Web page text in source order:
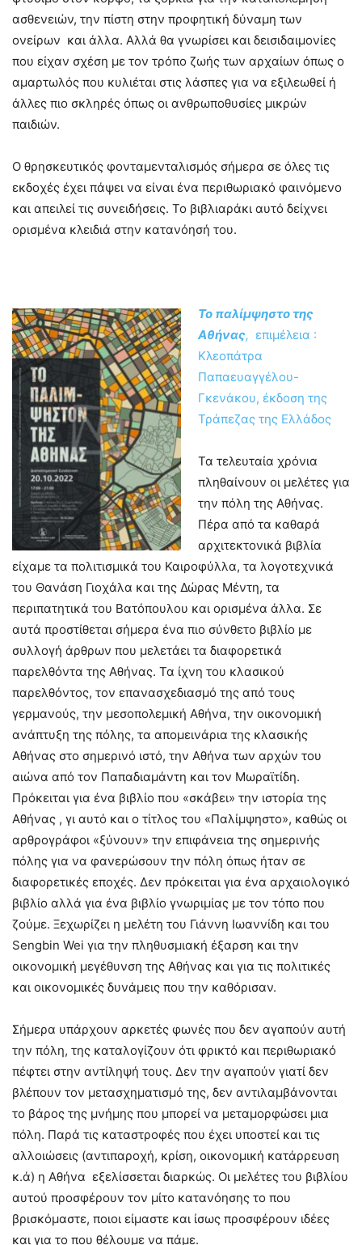
ασθενειών, την πίστη στην προφητική δύναμη των
ονείρων και άλλα. Αλλά θα γνωρίσει και δεισιδαιμονίες
που είχαν σχέση με τον τρόπο ζωής των αρχαίων όπως ο
αμαρτωλός που κυλιέται στις λάσπες για να εξιλεωθεί ή
άλλες πιο σκληρές όπως οι ανθρωποθυσίες μικρών
παιδιών.
Ο θρησκευτικός φονταμενταλισμός σήμερα σε όλες τις
εκδοχές έχει πάψει να είναι ένα περιθωριακό φαινόμενο
και απειλεί τις συνειδήσεις. Το βιβλιαράκι αυτό δείχνει
ορισμένα κλειδιά στην κατανόησή του.
Το παλίμψηστο της
Αθήνας, επιμέλεια :
Κλεοπάτρα
Παπαευαγγέλου-
Γκενάκου, έκδοση της
Τράπεζας της Ελλάδος
Τα τελευταία χρόνια
πληθαίνουν οι μελέτες για
την πόλη της Αθήνας.
Πέρα από τα καθαρά
αρχιτεκτονικά βιβλία
είχαμε τα πολιτισμικά του Καιροφύλλα, τα λογοτεχνικά
του Θανάση Γιοχάλα και της Δώρας Μέντη, τα
περιπατητικά του Βατόπουλου και ορισμένα άλλα. Σε
αυτά προστίθεται σήμερα ένα πιο σύνθετο βιβλίο με
συλλογή άρθρων που μελετάει τα διαφορετικά
παρελθόντα της Αθήνας. Τα ίχνη του κλασικού
παρελθόντος, τον επανασχεδιασμό της από τους
γερμανούς, την μεσοπολεμική Αθήνα, την οικονομική
ανάπτυξη της πόλης, τα απομεινάρια της κλασικής
Αθήνας στο σημερινό ιστό, την Αθήνα των αρχών του
αιώνα από τον Παπαδιαμάντη και τον Μωραϊτίδη.
Πρόκειται για ένα βιβλίο που «σκάβει» την ιστορία της
Αθήνας , γι αυτό και ο τίτλος του «Παλίμψηστο», καθώς οι
αρθρογράφοι «ξύνουν» την επιφάνεια της σημερινής
πόλης για να φανερώσουν την πόλη όπως ήταν σε
διαφορετικές εποχές. Δεν πρόκειται για ένα αρχαιολογικό
βιβλίο αλλά για ένα βιβλίο γνωριμίας με τον τόπο που
ζούμε. Ξεχωρίζει η μελέτη του Γιάννη Ιωαννίδη και του
Sengbin Wei για την πληθυσμιακή έξαρση και την
οικονομική μεγέθυνση της Αθήνας και για τις πολιτικές
και οικονομικές δυνάμεις που την καθόρισαν.
Σήμερα υπάρχουν αρκετές φωνές που δεν αγαπούν αυτή
την πόλη, της καταλογίζουν ότι φρικτό και περιθωριακό
πέφτει στην αντίληψή τους. Δεν την αγαπούν γιατί δεν
βλέπουν τον μετασχηματισμό της, δεν αντιλαμβάνονται
το βάρος της μνήμης που μπορεί να μεταμορφώσει μια
πόλη. Παρά τις καταστροφές που έχει υποστεί και τις
αλλοιώσεις (αντιπαροχή, κρίση, οικονομική κατάρρευση
κ.ά) η Αθήνα εξελίσσεται διαρκώς. Οι μελέτες του βιβλίου
αυτού προσφέρουν τον μίτο κατανόησης το που
βρισκόμαστε, ποιοι είμαστε και ίσως προσφέρουν ιδέες
και για το που θέλουμε να πάμε.